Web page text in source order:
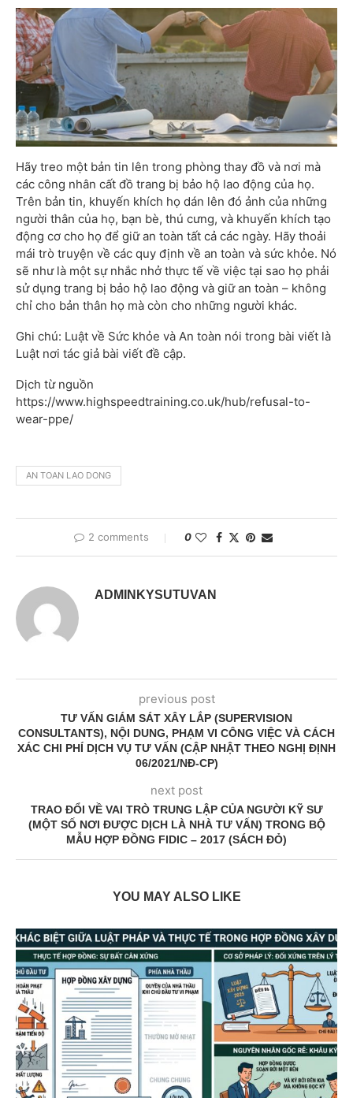
Hãy treo một bản tin lên trong phòng thay đồ và nơi mà
các công nhân cất đồ trang bị bảo hộ lao động của họ.
Trên bản tin, khuyến khích họ dán lên đó ảnh của những
người thân của họ, bạn bè, thú cưng, và khuyến khích tạo
động cơ cho họ để giữ an toàn tất cả các ngày. Hãy thoải
mái trò truyện về các quy định về an toàn và sức khỏe. Nó
sẽ như là một sự nhắc nhở thực tế về việc tại sao họ phải
sử dụng trang bị bảo hộ lao động và giữ an toàn – không
chỉ cho bản thân họ mà còn cho những người khác.
Ghi chú: Luật về Sức khỏe và An toàn nói trong bài viết là
Luật nơi tác giả bài viết đề cập.
Dịch từ nguồn
https://www.highspeedtraining.co.uk/hub/refusal-to-
wear-ppe/
AN TOAN LAO DONG
2 comments 0
ADMINKYSUTUVAN
previous post
TƯ VẤN GIÁM SÁT XÂY LẮP (SUPERVISION
CONSULTANTS), NỘI DUNG, PHẠM VI CÔNG VIỆC VÀ CÁCH
XÁC CHI PHÍ DỊCH VỤ TƯ VẤN (CẬP NHẬT THEO NGHỊ ĐỊNH
06/2021/NĐ-CP)
next post
TRAO ĐỔI VỀ VAI TRÒ TRUNG LẬP CỦA NGƯỜI KỸ SƯ
(MỘT SỐ NƠI ĐƯỢC DỊCH LÀ NHÀ TƯ VẤN) TRONG BỘ
MẪU HỢP ĐỒNG FIDIC – 2017 (SÁCH ĐỎ)
YOU MAY ALSO LIKE